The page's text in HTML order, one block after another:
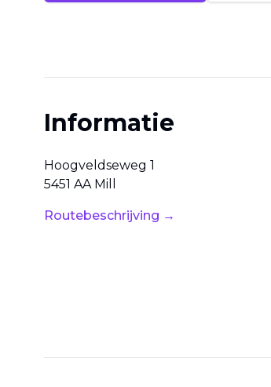
Informatie
Hoogveldseweg 1
5451 AA Mill
Routebeschrijving →